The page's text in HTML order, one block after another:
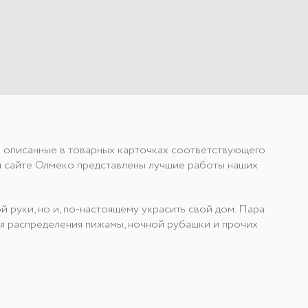
в товарных карточках соответствующего
Олмеко представлены лучшие работы наших
руки, но и, по-настоящему украсить свой дом. Пара
распределения пижамы, ночной рубашки и прочих